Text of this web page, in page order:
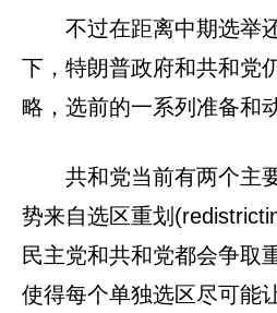
不过在距离中期选举
下，特朗普政府和共和党
略，选前的一系列准备和
共和党当前有两个主
势来自选区重划
民主党和共和党都会争取
使得每个单独选区尽可能